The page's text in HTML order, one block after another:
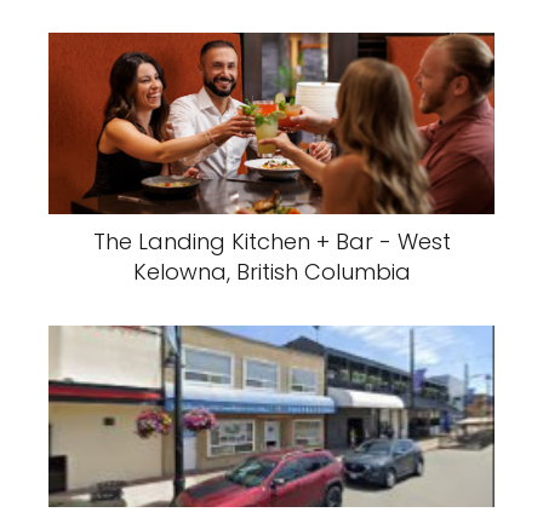
The Landing Kitchen + Bar - West
Kelowna, British Columbia